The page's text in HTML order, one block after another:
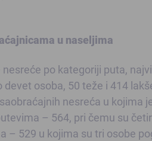
u naseljima
po kategoriji puta,
devet osoba, 50 teže i 414
nesreća u kojima
– 564, pri čemu su
– 529 u kojima su tri osobe